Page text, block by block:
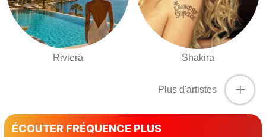
Riviera Shakira
+
Plus d'artistes
ÉCOUTER FRÉQUENCE PLUS